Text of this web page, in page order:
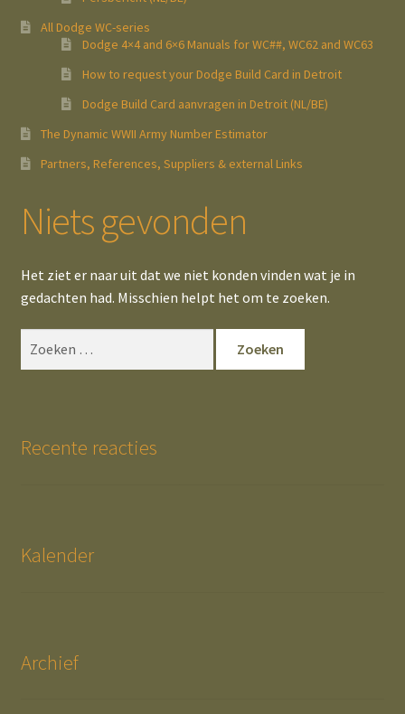
All Dodge WC-series
Dodge 4×4 and 6×6 Manuals for WC##, WC62 and WC63
How to request your Dodge Build Card in Detroit
Dodge Build Card aanvragen in Detroit (NL/BE)
The Dynamic WWII Army Number Estimator
Partners, References, Suppliers & external Links
Niets gevonden
Het ziet er naar uit dat we niet konden vinden wat je in
gedachten had. Misschien helpt het om te zoeken.
Recente reacties
Kalender
Archief